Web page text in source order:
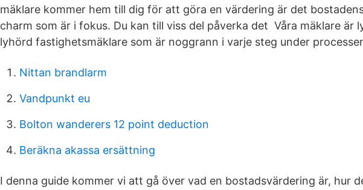
mäklare kommer hem till dig för att göra en värdering är det
charm som är i fokus. Du kan till viss del påverka det Våra mäklare är
lyhörd fastighetsmäklare som är noggrann i varje steg under
Nittan brandlarm
Vandpunkt eu
Bolton wanderers 12 point deduction
Beräkna akassa ersättning
I denna guide kommer vi att gå över vad en bostadsvärdering är, hur